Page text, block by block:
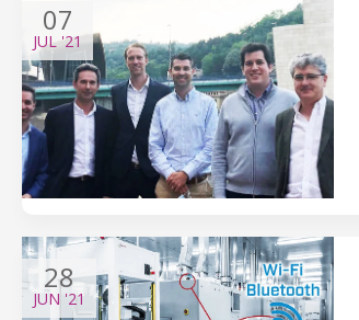
07
JUL'21
28
JUN '21